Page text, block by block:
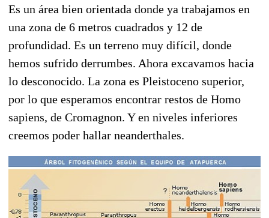
Es un área bien orientada donde ya trabajamos en
una zona de 6 metros cuadrados y 12 de
profundidad. Es un terreno muy difícil, donde
hemos sufrido derrumbes. Ahora excavamos hacia
lo desconocido. La zona es Pleistoceno superior,
por lo que esperamos encontrar restos de Homo
sapiens, de Cromagnon. Y en niveles inferiores
creemos poder hallar neanderthales.